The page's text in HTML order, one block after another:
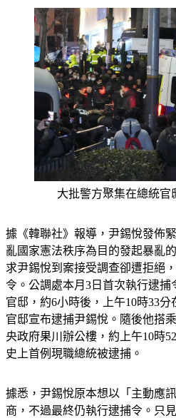
大批警方聚集在總統官
據《韓聯社》報導，尹錫悅發佈
亂國家憲法秩序為目的發起暴亂
求尹錫悅到案接受調查卻遭拒絕
令。公調處本月3日首次執行逮
官邸，約6小時後，上午10時33
官邸宣布逮捕尹錫悅。隨後他搭
央政府果川辦公樓，約上午10時
史上首例現職總統被逮捕。
據悉，尹錫悅原本想以「主動應
商，不過最終仍執行逮捕令。只